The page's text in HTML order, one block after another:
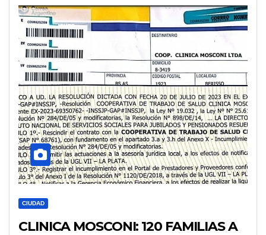
CIUDAD
CLINICA MOSCONI: 120 FAMILIAS A